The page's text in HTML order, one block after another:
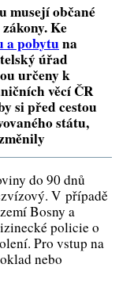
musejí občané
Ke
a pobytuna
úřad
určeny k
věcí ČR
si před cestou
státu,
do 90 dnů
V případě
Bosny a
policie o
Pro vstup na
nebo